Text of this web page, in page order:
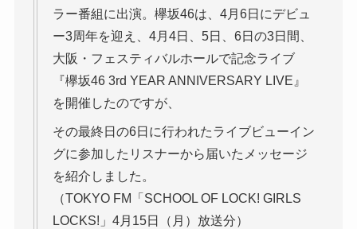
ラー番組に出演。欅坂46は、4月6日にデビュ
ー3周年を迎え、4月4日、5日、6日の3日間、
大阪・フェスティバルホールで記念ライブ
『欅坂46 3rd YEAR ANNIVERSARY LIVE』
を開催したのですが、
その最終日の6日に行われたライブビューイン
グに参加したリスナーから届いたメッセージ
を紹介しました。
（TOKYO FM「SCHOOL OF LOCK! GIRLS
LOCKS!」4月15日（月）放送分）